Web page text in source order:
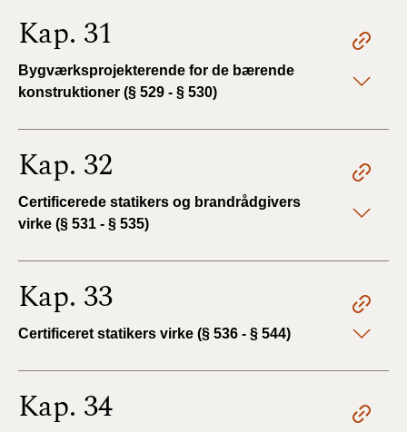
Kap. 31
Bygværksprojekterende for de bærende
konstruktioner (§ 529 - § 530)
Kap. 32
Certificerede statikers og brandrådgivers
virke (§ 531 - § 535)
Kap. 33
Certificeret statikers virke (§ 536 - § 544)
Kap. 34